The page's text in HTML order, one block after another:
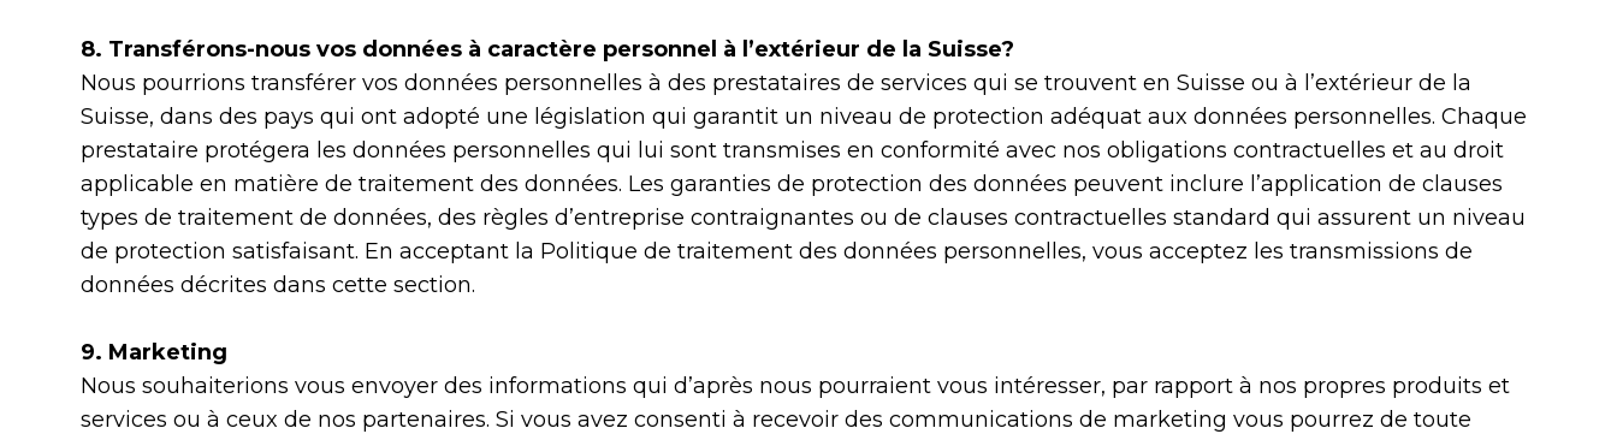
8. Transférons-nous vos données à caractère personnel à l’extérieur de la Suisse?
Nous pourrions transférer vos données personnelles à des prestataires de services qui se trouvent en Suisse ou à l’extérieur de la
Suisse, dans des pays qui ont adopté une législation qui garantit un niveau de protection adéquat aux données personnelles. Chaque
prestataire protégera les données personnelles qui lui sont transmises en conformité avec nos obligations contractuelles et au droit
applicable en matière de traitement des données. Les garanties de protection des données peuvent inclure l’application de clauses
types de traitement de données, des règles d’entreprise contraignantes ou de clauses contractuelles standard qui assurent un niveau
de protection satisfaisant. En acceptant la Politique de traitement des données personnelles, vous acceptez les transmissions de
données décrites dans cette section.
9. Marketing
Nous souhaiterions vous envoyer des informations qui d’après nous pourraient vous intéresser, par rapport à nos propres produits et
services ou à ceux de nos partenaires. Si vous avez consenti à recevoir des communications de marketing vous pourrez de toute